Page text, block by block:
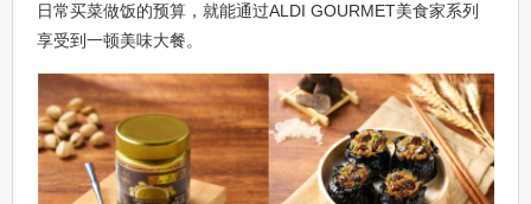
日常买菜做饭的预算，就能通过ALDI GOURMET美食家系列
享受到一顿美味大餐。